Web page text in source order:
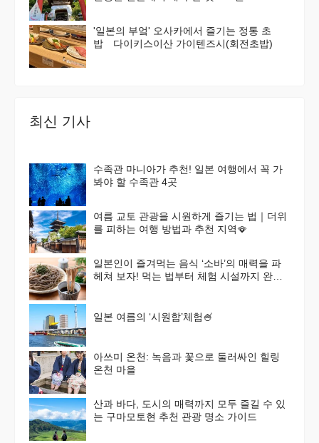
'일본의 부엌' 오사카에서 즐기는 정통 초
밥 다이키스이산 가이텐즈시(회전초밥)
최신 기사
수족관 마니아가 추천! 일본 여행에서 꼭 가
봐야 할 수족관 4곳
여름 교토 관광을 시원하게 즐기는 법｜더위
를 피하는 여행 방법과 추천 지역🪭
일본인이 즐겨먹는 음식 ‘소바’의 매력을 파
헤쳐 보자! 먹는 법부터 체험 시설까지 완벽
일본 여름의 ‘시원함’체험🍧
아쓰미 온천: 녹음과 꽃으로 둘러싸인 힐링
온천 마을
산과 바다, 도시의 매력까지 모두 즐길 수 있
는 구마모토현 추천 관광 명소 가이드